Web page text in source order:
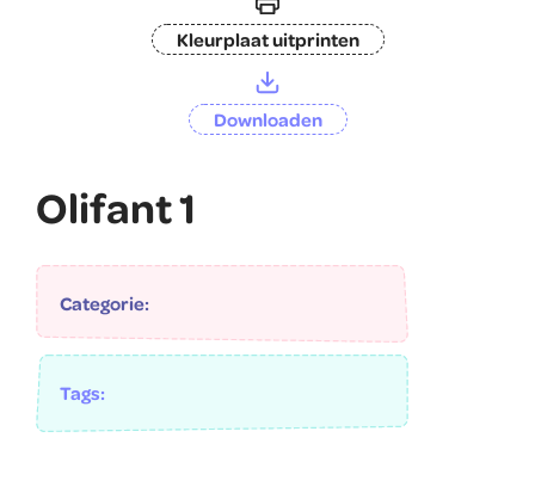
Kleurplaat uitprinten
Downloaden
Olifant 1
Categorie:
Tags: